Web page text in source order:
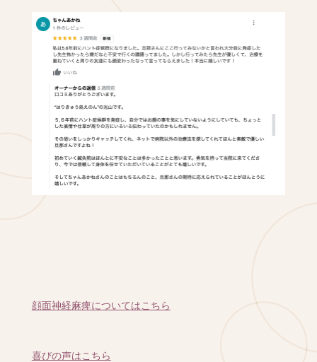
顔面神経麻痺についてはこちら
喜びの声はこちら